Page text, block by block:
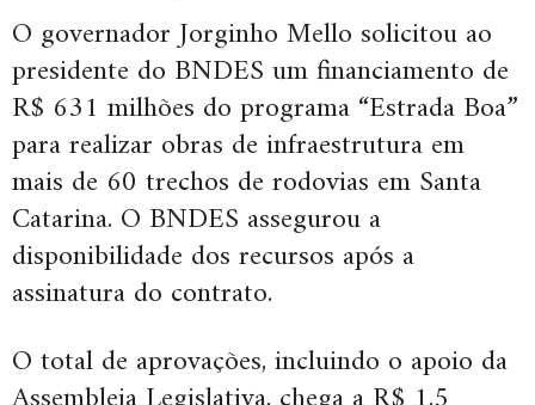
O governador Jorginho Mello solicitou ao
presidente do BNDES um financiamento de
R$ 631 milhões do programa “Estrada Boa”
para realizar obras de infraestrutura em
mais de 60 trechos de rodovias em Santa
Catarina. O BNDES assegurou a
disponibilidade dos recursos após a
assinatura do contrato.
O total de aprovações, incluindo o apoio da